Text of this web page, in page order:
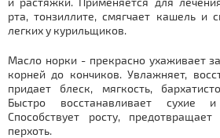
рта, тонзиллите, смягчает кашель и
легких у курильщиков.
Масло норки - прекрасно ухаживает
корней до кончиков. Увлажняет,
придает блеск, мягкость,
Быстро восстанавливает сухие
Способствует росту,
перхоть.